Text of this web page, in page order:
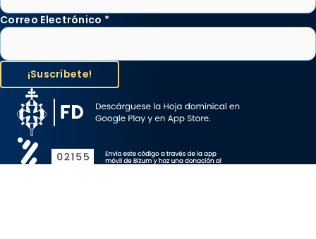
Correo Electrónico *